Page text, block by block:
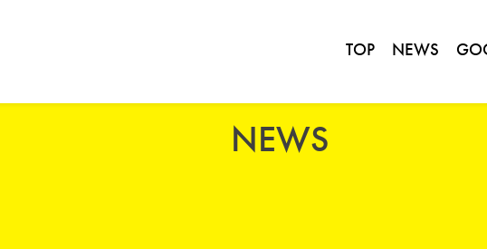
TOP NEWS
NEWS